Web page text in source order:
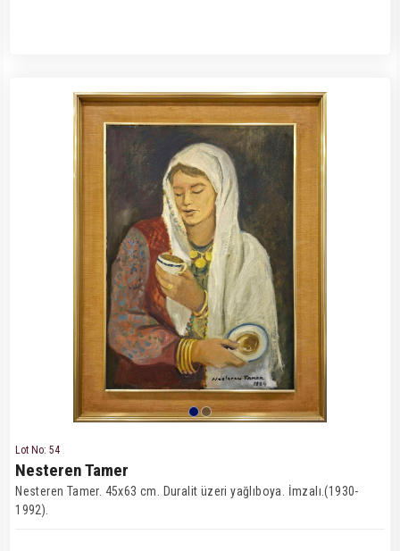
Lot No: 54
Nesteren Tamer
Nesteren Tamer. 45x63 cm. Duralit üzeri yağlıboya. İmzalı.(1930-
1992).